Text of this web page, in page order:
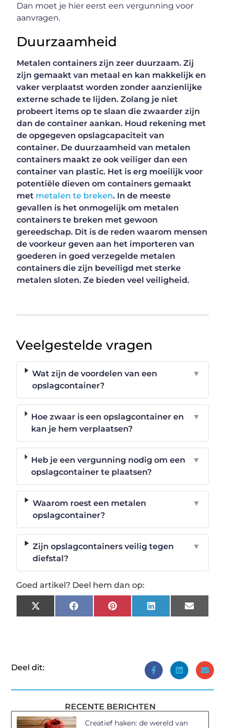
Dan moet je hier eerst een vergunning voor
aanvragen.
Duurzaamheid
Metalen containers zijn zeer duurzaam. Zij
zijn gemaakt van metaal en kan makkelijk en
vaker verplaatst worden zonder aanzienlijke
externe schade te lijden. Zolang je niet
probeert items op te slaan die zwaarder zijn
dan de container aankan. Houd rekening met
de opgegeven opslagcapaciteit van
container. De duurzaamheid van metalen
containers maakt ze ook veiliger dan een
container van plastic. Het is erg moeilijk voor
potentiële dieven om containers gemaakt
met metalen te breken. In de meeste
gevallen is het onmogelijk om metalen
containers te breken met gewoon
gereedschap. Dit is de reden waarom mensen
de voorkeur geven aan het importeren van
goederen in goed verzegelde metalen
containers die zijn beveiligd met sterke
metalen sloten. Ze bieden veel veiligheid.
Veelgestelde vragen
Wat zijn de voordelen van een
opslagcontainer?
▼
Hoe zwaar is een opslagcontainer en
kan je hem verplaatsen?
▼
Heb je een vergunning nodig om een
opslagcontainer te plaatsen?
▼
Waarom roest een metalen
opslagcontainer?
▼
Zijn opslagcontainers veilig tegen
diefstal?
▼
Goed artikel? Deel hem dan op:
X
(Twitter)
FacebookPinterestLinkedInEmail
Deel dit:
RECENTE BERICHTEN
Creatief haken: de wereld van